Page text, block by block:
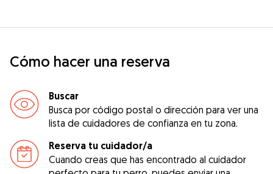
Cómo hacer una reserva
Buscar
Busca por código postal o dirección para ver una
lista de cuidadores de confianza en tu zona.
Reserva tu cuidador/a
Cuando creas que has encontrado al cuidador